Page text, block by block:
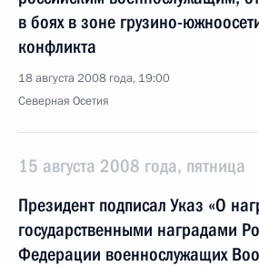
в боях в зоне грузино-
конфликта
18 августа 2008 года, 19:00
Северная Осетия
15 августа 2008 года, пятница
Президент подписал Указ «О
государственными наградами
Федерации военнослужащих